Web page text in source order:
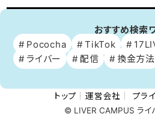
おすすめ検索
Pococha
TikTok
ライバー
配信 換金方法
トップ 運営会社
プラ
© LIVER CAMPUS ライ